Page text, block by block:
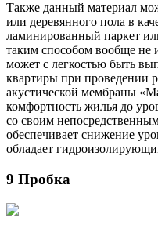
Также данный материал
или деревянного пола в
ламинированный паркет
таким способом вообще не
может с легкостью быть
квартиры при проведении
акустической мембраны
комфортность жилья до
со своим
обеспечивает снижение
обладает
9 Пробка